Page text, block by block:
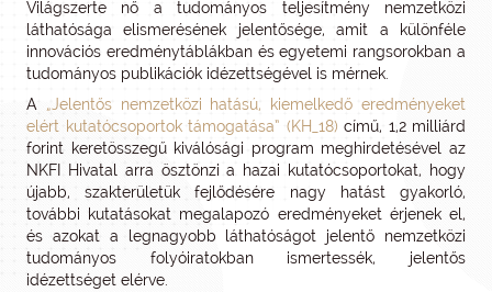
Világszerte nő a tudományos teljesítmény nemzetközi
láthatósága elismerésének jelentősége, amit a különféle
innovációs eredménytáblákban és egyetemi rangsorokban a
tudományos publikációk idézettségével is mérnek.
A „Jelentős nemzetközi hatású, kiemelkedő eredményeket
elért kutatócsoportok támogatása” (KH_18) című, 1,2 milliárd
forint keretösszegű kiválósági program meghirdetésével az
NKFI Hivatal arra ösztönzi a hazai kutatócsoportokat, hogy
újabb, szakterületük fejlődésére nagy hatást gyakorló,
további kutatásokat megalapozó eredményeket érjenek el,
és azokat a legnagyobb láthatóságot jelentő nemzetközi
tudományos folyóiratokban ismertessék, jelentős
idézettséget elérve.